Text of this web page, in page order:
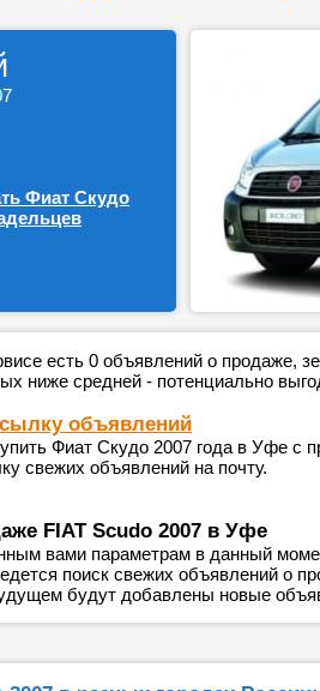
Фиат Скудо
есть 0 объявлений о продаже,
ниже средней - потенциально
объявлений
Фиат Скудо 2007 года в Уфе с
свежих объявлений на почту.
FIAT Scudo 2007 в Уфе
вами параметрам в данный
поиск свежих объявлений о
будут добавлены новые